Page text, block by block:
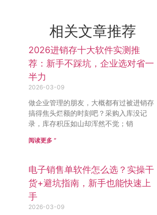
相关文章推荐
2026进销存十大软件实测推
荐：新手不踩坑，企业选对省一
半力
2026-03-09
做企业管理的朋友，大概都有过被进销存
搞得焦头烂额的时刻吧？采购入库没记
录，库存积压如山却浑然不觉；销
阅读更多 ”
电子销售单软件怎么选？实操干
货+避坑指南，新手也能快速上
手
2026-03-09